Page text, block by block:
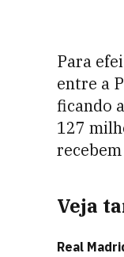
Para
entre a
ficando
127
Veja
Real